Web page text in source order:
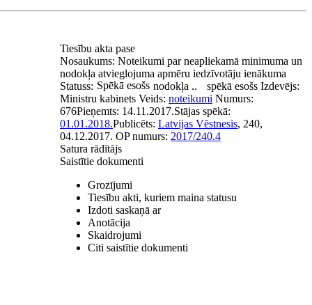
Tiesību akta pase
Nosaukums: Noteikumi par neapliekamā minimuma un
nodokļa atvieglojuma apmēru iedzīvotāju ienākuma
nodokļa ..
Statuss: Spēkā esošs spēkā esošs Izdevējs:
Ministru kabinets Veids: noteikumi Numurs:
676Pieņemts: 14.11.2017.Stājas spēkā:
01.01.2018.Publicēts: Latvijas Vēstnesis, 240,
04.12.2017. OP numurs: 2017/240.4
Satura rādītājs
Saistītie dokumenti
Grozījumi
Tiesību akti, kuriem maina statusu
Izdoti saskaņā ar
Anotācija
Skaidrojumi
Citi saistītie dokumenti